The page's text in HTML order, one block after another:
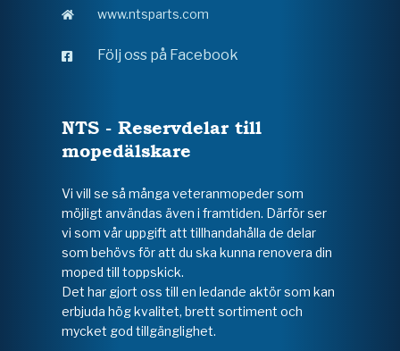
www.ntsparts.com
Följ oss på Facebook
NTS - Reservdelar till
mopedälskare
Vi vill se så många veteranmopeder som
möjligt användas även i framtiden. Därför ser
vi som vår uppgift att tillhandahålla de delar
som behövs för att du ska kunna renovera din
moped till toppskick.
Det har gjort oss till en ledande aktör som kan
erbjuda hög kvalitet, brett sortiment och
mycket god tillgänglighet.